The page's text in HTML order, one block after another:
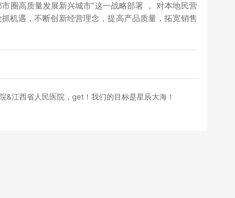
高质量发展新兴城市”这一战略部署 ， 对本地民营
机遇，不断创新经营理念，提高产品质量，拓宽销售
&江西省人民医院，get！我们的目标是星辰大海！